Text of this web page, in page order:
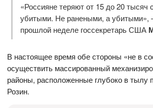
«Россияне теряют от 15 до 20 тысяч
убитыми. Не ранеными, а убитыми»,
прошлой неделе госсекретарь США
В настоящее время обе стороны «не в
осуществить массированный
районы, расположенные глубоко в тылу
Розин.